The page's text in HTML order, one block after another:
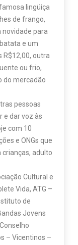
lingüiça
de frango,
novidade para
e um
R$12,00, outra
ou frio,
do mercadão
pessoas
e dar voz às
com 10
e ONGs que
adulto
Cultural e
Vida, ATG –
de
Jovens
– Vicentinos –